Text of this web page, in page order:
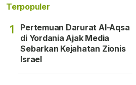
Terpopuler
1
Pertemuan Darurat Al-Aqsa
di Yordania Ajak Media
Sebarkan Kejahatan Zionis
Israel